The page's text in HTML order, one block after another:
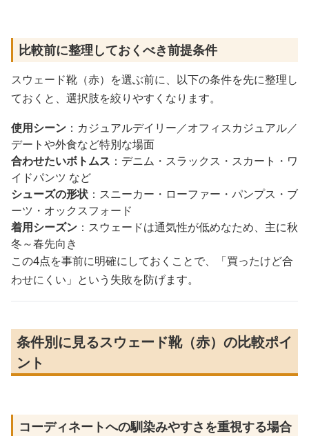
比較前に整理しておくべき前提条件
スウェード靴（赤）を選ぶ前に、以下の条件を先に整理し
ておくと、選択肢を絞りやすくなります。
使用シーン ：カジュアルデイリー／オフィスカジュアル／
デートや外食など特別な場面
合わせたいボトムス ：デニム・スラックス・スカート・ワ
イドパンツ など
シューズの形状 ：スニーカー・ローファー・パンプス・ブ
ーツ・オックスフォード
着用シーズン ：スウェードは通気性が低めなため、主に秋
冬～春先向き
この4点を事前に明確にしておくことで、「買ったけど合
わせにくい」という失敗を防げます。
条件別に見るスウェード靴（赤）の比較ポイ
ント
コーディネートへの馴染みやすさを重視する場合